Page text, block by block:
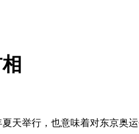
天举行，也意味着对东京奥